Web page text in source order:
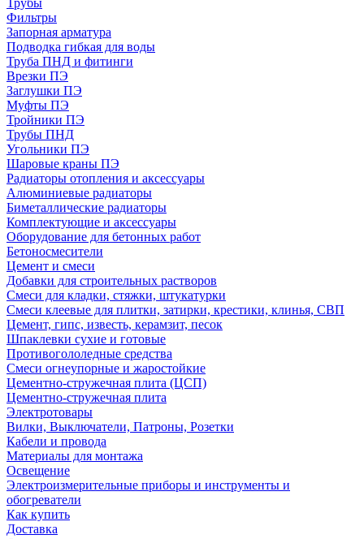
Трубы
Фильтры
Запорная арматура
Подводка гибкая для воды
Труба ПНД и фитинги
Врезки ПЭ
Заглушки ПЭ
Муфты ПЭ
Тройники ПЭ
Трубы ПНД
Угольники ПЭ
Шаровые краны ПЭ
Радиаторы отопления и аксессуары
Алюминиевые радиаторы
Биметаллические радиаторы
Комплектующие и аксессуары
Оборудование для бетонных работ
Бетоносмесители
Цемент и смеси
Добавки для строительных растворов
Смеси для кладки, стяжки, штукатурки
Смеси клеевые для плитки, затирки, крестики, клинья, СВП
Цемент, гипс, известь, керамзит, песок
Шпаклевки сухие и готовые
Противогололедные средства
Смеси огнеупорные и жаростойкие
Цементно-стружечная плита (ЦСП)
Цементно-стружечная плита
Электротовары
Вилки, Выключатели, Патроны, Розетки
Кабели и провода
Материалы для монтажа
Освещение
Электроизмерительные приборы и инструменты и
обогреватели
Как купить
Доставка